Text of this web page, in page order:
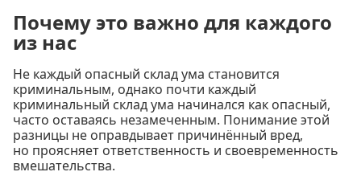
Почему это важно для каждого
из нас
Не каждый опасный склад ума становится
криминальным, однако почти каждый
криминальный склад ума начинался как опасный,
часто оставаясь незамеченным. Понимание этой
разницы не оправдывает причинённый вред,
но проясняет ответственность и своевременность
вмешательства.